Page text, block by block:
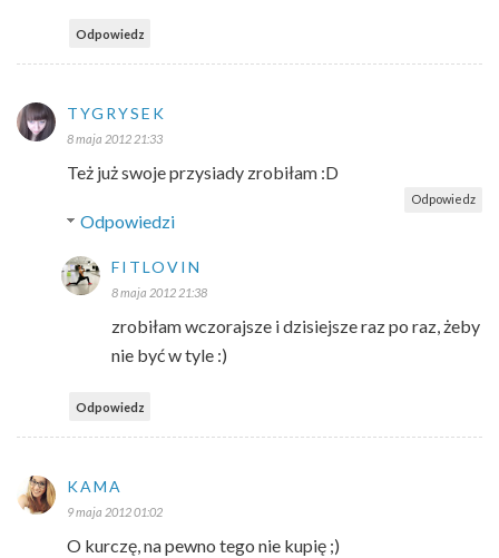
Odpowiedz
TYGRYSEK
8 maja 2012 21:33
Też już swoje przysiady zrobiłam :D
Odpowiedz
Odpowiedzi
FITLOVIN
8 maja 2012 21:38
zrobiłam wczorajsze i dzisiejsze raz po raz, żeby
nie być w tyle :)
Odpowiedz
KAMA
9 maja 2012 01:02
O kurczę, na pewno tego nie kupię ;)